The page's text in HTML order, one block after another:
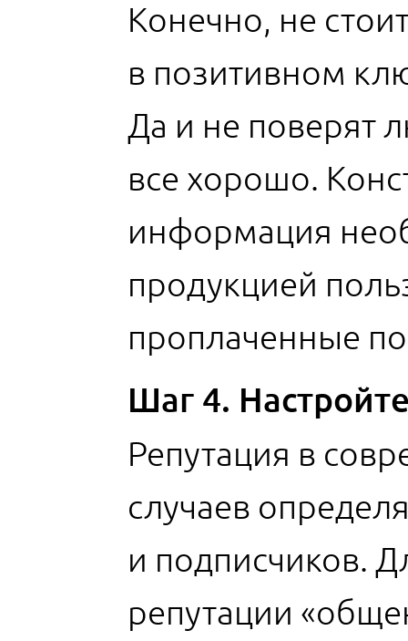
Конечно, не
в позитивном
Да и не поверят
все хорошо.
информация
продукцией
проплаченные
Шаг 4.
Репутация в
случаев
и подписчиков.
репутации